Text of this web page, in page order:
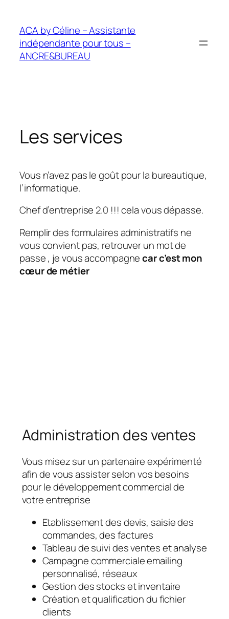
contenu
ACA by Céline – Assistante
indépendante pour tous –
ANCRE&BUREAU
Les services
Vous n’avez pas le goût pour la bureautique,
l’informatique.
Chef d’entreprise 2.0 !!! cela vous dépasse.
Remplir des formulaires administratifs ne
vous convient pas, retrouver un mot de
passe , je vous accompagnecar c’est mon
cœur de métier
Administration des ventes
Vous misez sur un partenaire expérimenté
afin de vous assister selon vos besoins
pour le développement commercial de
votre entreprise
Etablissement des devis, saisie des
commandes, des factures
Tableau de suivi des ventes et analyse
Campagne commerciale emailing
personnalisé, réseaux
Gestion des stocks et inventaire
Création et qualification du fichier
clients